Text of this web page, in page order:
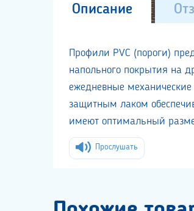
Описание
Профили PVC (пороги)
напольного покрытия на
ежедневные
защитным лаком
имеют оптимальный
Прослушать